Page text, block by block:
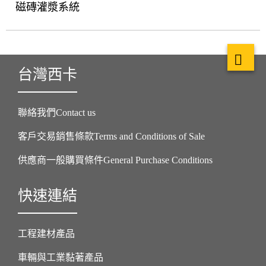
磁磚灌漿系統
台灣西卡
聯絡我們Contact us
客戶交易銷售條款Terms and Conditions of Sale
供應商一般購買條件General Purchase Conditions
快速連結
工程建材產品
車輛與工業黏著產品